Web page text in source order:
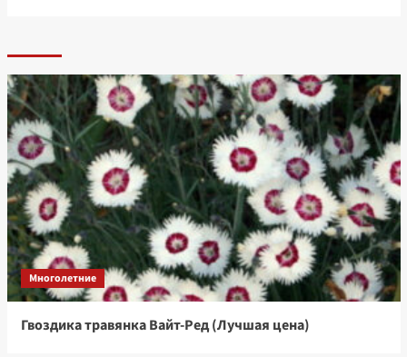
Многолетние
Гвоздика травянка Вайт-Ред (Лучшая цена)